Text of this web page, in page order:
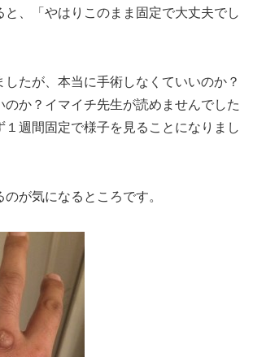
と、「やはりこのまま固定で大丈夫でし
したが、本当に手術しなくていいのか？
のか？イマイチ先生が読めませんでした
１週間固定で様子を見ることになりまし
が気になるところです。